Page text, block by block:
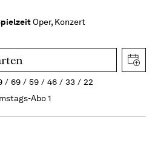
Oper, Konzert
69 59 46 33
22
Abo 1